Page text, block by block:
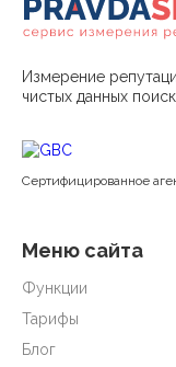
Измерение
чистых данных
Cертифицированное
Меню сайта
Функции
Тарифы
Блог